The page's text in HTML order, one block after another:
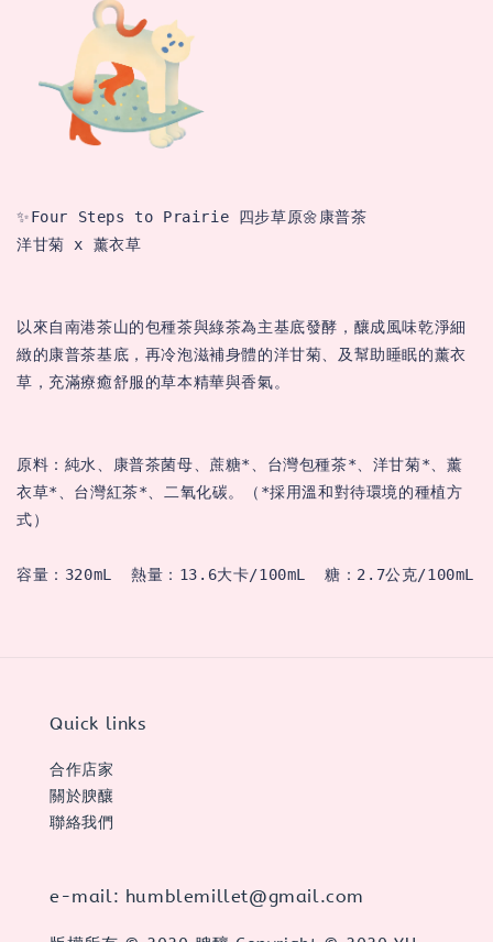
✨Four Steps to Prairie 四步草原🌼康普茶
洋甘菊 x 薰衣草
以來自南港茶山的包種茶與綠茶為主基底發酵，釀成風味乾淨細
緻的康普茶基底，再冷泡滋補身體的洋甘菊、及幫助睡眠的薰衣
草，充滿療癒舒服的草本精華與香氣。
原料：純水、康普茶菌母、蔗糖*、台灣包種茶*、洋甘菊*、薰
衣草*、台灣紅茶*、二氧化碳。（*採用溫和對待環境的種植方
式）
容量：320mL  熱量：13.6大卡/100mL  糖：2.7公克/100mL
Quick links
合作店家
關於腴釀
聯絡我們
e-mail: humblemillet@gmail.com